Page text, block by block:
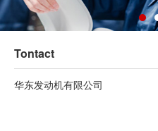
Tontact
华东发动机有限公司